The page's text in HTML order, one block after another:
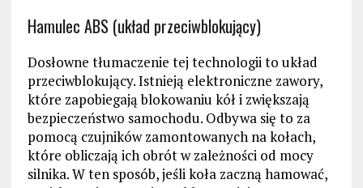
Hamulec ABS (układ przeciwblokujący)
Dosłowne tłumaczenie tej technologii to układ
przeciwblokujący. Istnieją elektroniczne zawory,
które zapobiegają blokowaniu kół i zwiększają
bezpieczeństwo samochodu. Odbywa się to za
pomocą czujników zamontowanych na kołach,
które obliczają ich obrót w zależności od mocy
silnika. W ten sposób, jeśli koła zaczną hamować,